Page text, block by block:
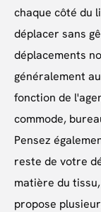
chaque côté du
déplacer sans
déplacements
généralement
fonction de
commode,
Pensez
reste de votre
matière du
propose